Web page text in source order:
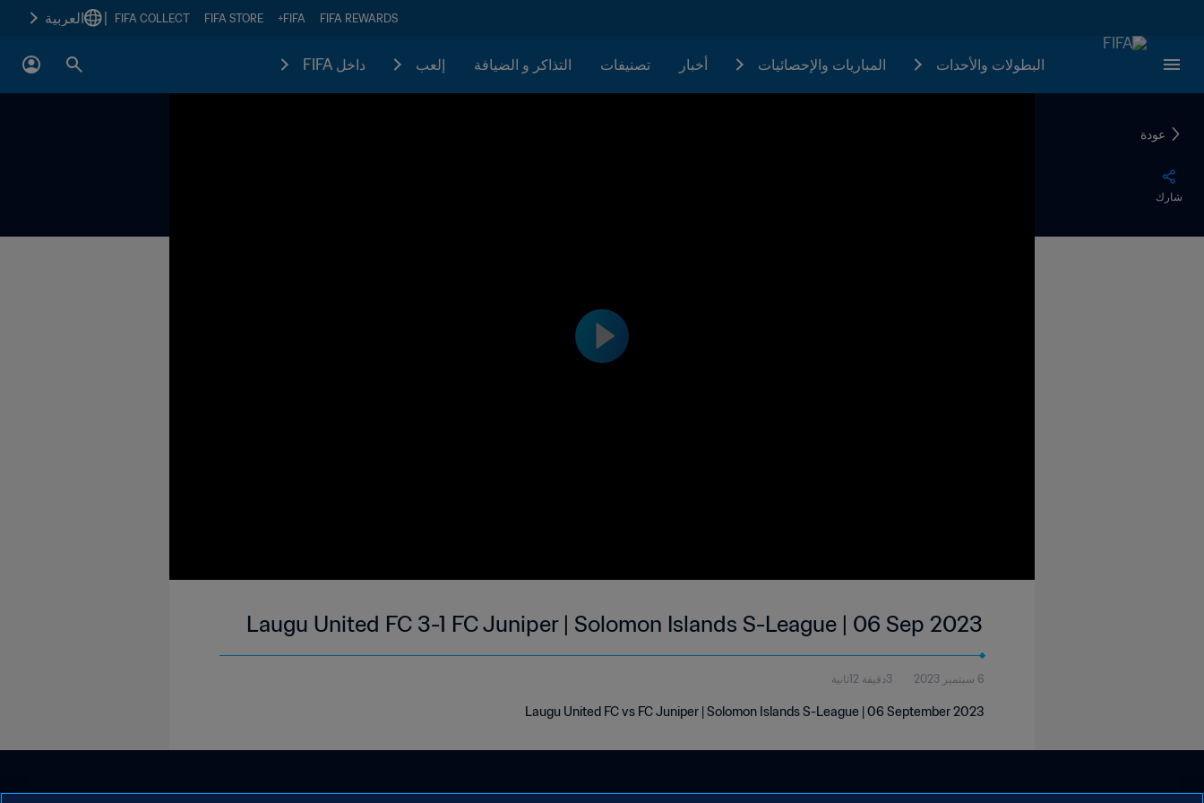
FIFA REWARDS
FIFA+
FIFA STORE
FIFA COLLECT العربية
البطولات والأحدات المباريات والإحصائيات أخبار تصنيفات التذاكر و الضيافة إلعب داخل FIFA
عودة
شارك
Laugu United FC 3-1 FC Juniper | Solomon Islands S-League | 06 Sep 2023
6 سبتمبر 2023 3دقيقة 12ثانية
Laugu United FC vs FC Juniper | Solomon Islands S-League | 06 September 2023